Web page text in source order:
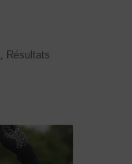
, Résultats